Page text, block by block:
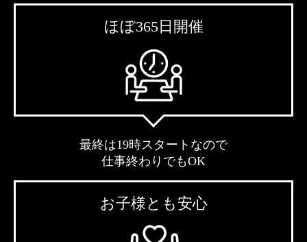
ほぼ365日開催
最終は19時スタートなので
仕事終わりでもOK
お子様とも安心